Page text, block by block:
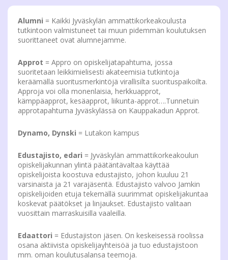
Alumni = Kaikki Jyväskylän ammattikorkeakoulusta
tutkintoon valmistuneet tai muun pidemmän koulutuksen
suorittaneet ovat alumnejamme.
Approt = Appro on opiskelijatapahtuma, jossa
suoritetaan leikkimielisesti akateemisia tutkintoja
keräämällä suoritusmerkintöjä virallisilta suorituspaikoilta.
Approja voi olla monenlaisia, herkkuapprot,
kämppäapprot, kesäapprot, liikunta-approt….Tunnetuin
approtapahtuma Jyväskylässä on Kauppakadun Approt.
Dynamo, Dynski = Lutakon kampus
Edustajisto, edari = Jyväskylän ammattikorkeakoulun
opiskelijakunnan ylintä päätäntävaltaa käyttää
opiskelijoista koostuva edustajisto, johon kuuluu 21
varsinaista ja 21 varajäsentä. Edustajisto valvoo Jamkin
opiskelijoiden etuja tekemällä suurimmat opiskelijakuntaa
koskevat päätökset ja linjaukset. Edustajisto valitaan
vuosittain marraskuisilla vaaleilla.
Edaattori = Edustajiston jäsen. On keskeisessä roolissa
osana aktiivista opiskelijayhteisöä ja tuo edustajistoon
mm. oman koulutusalansa teemoja.